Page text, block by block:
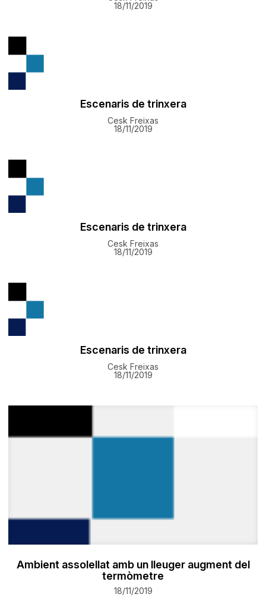
18/11/2019
Escenaris de trinxera
Cesk Freixas
18/11/2019
Escenaris de trinxera
Cesk Freixas
18/11/2019
Escenaris de trinxera
Cesk Freixas
18/11/2019
Ambient assolellat amb un lleuger augment del
termòmetre
18/11/2019